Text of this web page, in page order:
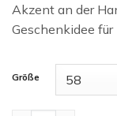
Akzent an der
Geschenkidee für
Größe